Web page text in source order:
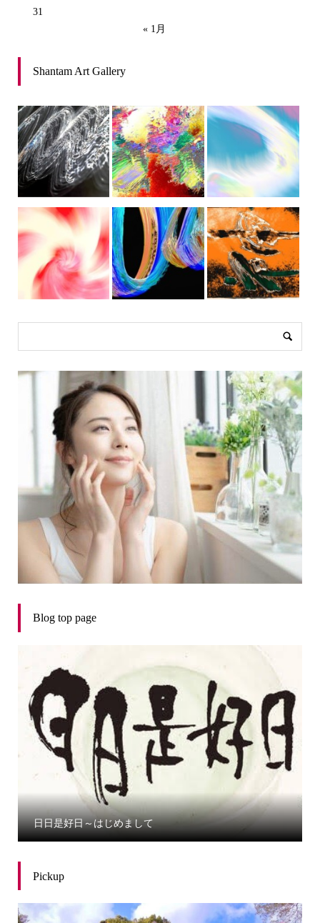
31
« 1月
Shantam Art Gallery
Blog top page
日日是好日～はじめまして
Pickup